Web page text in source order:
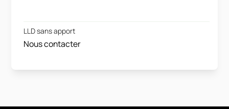
LLD sans apport
Nous contacter